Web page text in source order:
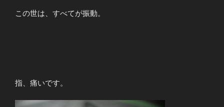
この世は、すべてが振動。
指、痛いです。